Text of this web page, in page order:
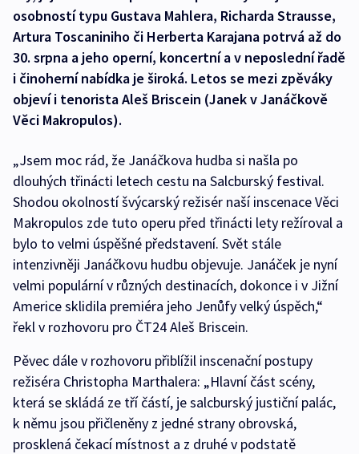
osobností typu Gustava Mahlera, Richarda Strausse,
Artura Toscaniniho či Herberta Karajana potrvá až do
30. srpna a jeho operní, koncertní a v neposlední řadě
i činoherní nabídka je široká. Letos se mezi zpěváky
objeví i tenorista Aleš Briscein (Janek v Janáčkově
Věci Makropulos).
„Jsem moc rád, že Janáčkova hudba si našla po
dlouhých třinácti letech cestu na Salcburský festival.
Shodou okolností švýcarský režisér naší inscenace Věci
Makropulos zde tuto operu před třinácti lety režíroval a
bylo to velmi úspěšné představení. Svět stále
intenzivněji Janáčkovu hudbu objevuje. Janáček je nyní
velmi populární v různých destinacích, dokonce i v Jižní
Americe sklidila premiéra jeho Jenůfy velký úspěch,“
řekl v rozhovoru pro ČT24 Aleš Briscein.
Pěvec dále v rozhovoru přiblížil inscenační postupy
režiséra Christopha Marthalera: „Hlavní část scény,
která se skládá ze tří částí, je salcburský justiční palác,
k němu jsou přičleněny z jedné strany obrovská,
prosklená čekací místnost a z druhé v podstatě